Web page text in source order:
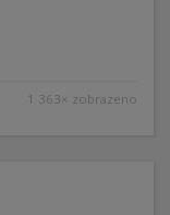
1 363× zobrazeno